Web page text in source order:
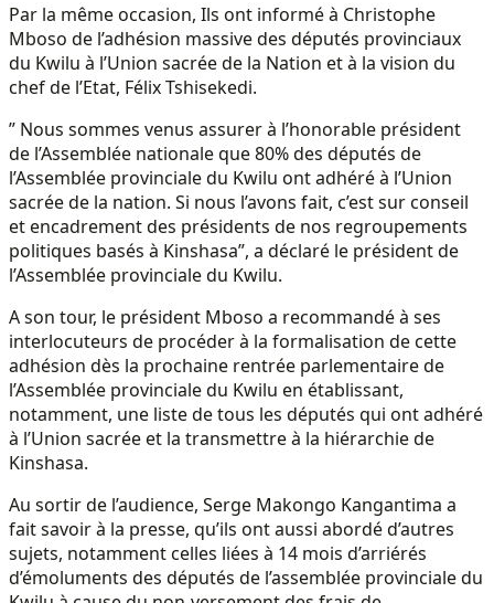
Par la même occasion, Ils ont informé à Christophe
Mboso de l’adhésion massive des députés provinciaux
du Kwilu à l’Union sacrée de la Nation et à la vision du
chef de l’Etat, Félix Tshisekedi.
” Nous sommes venus assurer à l’honorable président
de l’Assemblée nationale que 80% des députés de
l’Assemblée provinciale du Kwilu ont adhéré à l’Union
sacrée de la nation. Si nous l’avons fait, c’est sur conseil
et encadrement des présidents de nos regroupements
politiques basés à Kinshasa”, a déclaré le président de
l’Assemblée provinciale du Kwilu.
A son tour, le président Mboso a recommandé à ses
interlocuteurs de procéder à la formalisation de cette
adhésion dès la prochaine rentrée parlementaire de
l’Assemblée provinciale du Kwilu en établissant,
notamment, une liste de tous les députés qui ont adhéré
à l’Union sacrée et la transmettre à la hiérarchie de
Kinshasa.
Au sortir de l’audience, Serge Makongo Kangantima a
fait savoir à la presse, qu’ils ont aussi abordé d’autres
sujets, notamment celles liées à 14 mois d’arriérés
d’émoluments des députés de l’assemblée provinciale du